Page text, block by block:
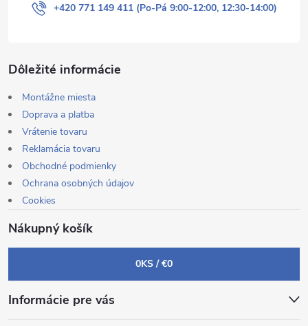
+420 771 149 411 (Po-Pá 9:00-12:00, 12:30-14:00)
Dôležité informácie
Montážne miesta
Doprava a platba
Vrátenie tovaru
Reklamácia tovaru
Obchodné podmienky
Ochrana osobných údajov
Cookies
Nákupný košík
0KS /€0
Informácie pre vás